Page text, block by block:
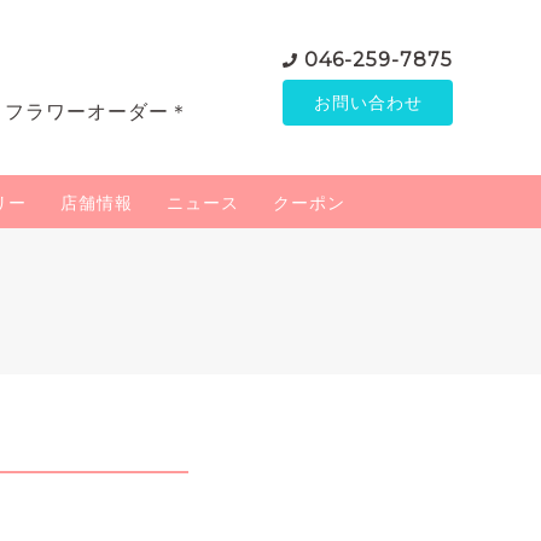
ラワーオーダー＊
046-259-7875
お問い合わせ
ー 店舗情報 ニュース クーポン